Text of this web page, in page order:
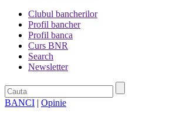
Clubul bancherilor
Profil bancher
Profil banca
Curs BNR
Search
Newsletter
BANCI | Opinie